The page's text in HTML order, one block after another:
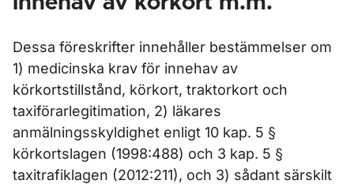
Dessa föreskrifter innehåller bestämmelser om
1) medicinska krav för innehav av
körkortstillstånd, körkort, traktorkort och
taxiförarlegitimation, 2) läkares
anmälningsskyldighet enligt 10 kap. 5 §
körkortslagen (1998:488) och 3 kap. 5 §
taxitrafiklagen (2012:211), och 3) sådant särskilt